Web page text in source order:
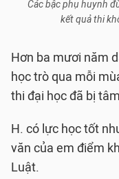
Các bậc phụ huynh
kết quả thi
Hơn ba mươi năm
học trò qua mỗi
thi đại học đã bị
H. có lực học tốt
văn của em điểm
Luật.